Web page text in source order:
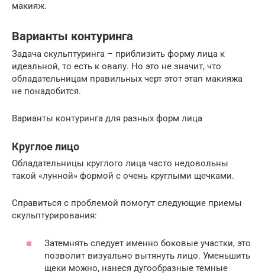
макияж.
Варианты контуринга
Задача скульптуринга – приблизить форму лица к
идеальной, то есть к овалу. Но это не значит, что
обладательницам правильных черт этот этап макияжа
не понадобится.
Варианты контуринга для разных форм лица
Круглое лицо
Обладательницы круглого лица часто недовольны
такой «лунной» формой с очень круглыми щечками.
Справиться с проблемой помогут следующие приемы
скульптурирования:
Затемнять следует именно боковые участки, это
позволит визуально вытянуть лицо. Уменьшить
щеки можно, нанеся дугообразные темные